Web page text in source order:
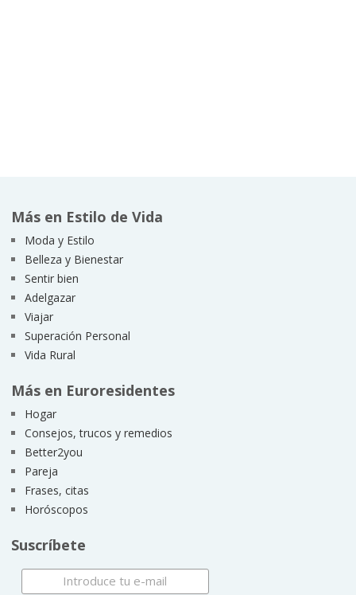
Más en Estilo de Vida
Moda y Estilo
Belleza y Bienestar
Sentir bien
Adelgazar
Viajar
Superación Personal
Vida Rural
Más en Euroresidentes
Hogar
Consejos, trucos y remedios
Better2you
Pareja
Frases, citas
Horóscopos
Suscríbete